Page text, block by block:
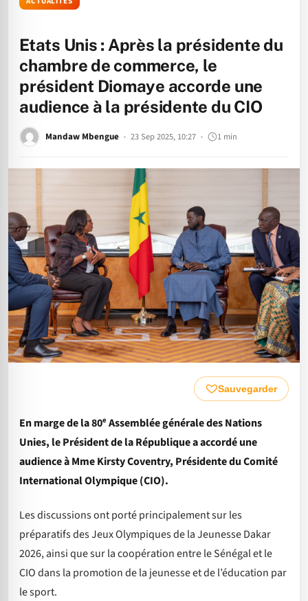
Etats Unis : Après la présidente du
chambre de commerce, le
président Diomaye accorde une
audience à la présidente du CIO
Mandaw Mbengue 23 Sep 2025, 10:27 1 min
Sauvegarder
En marge de la 80ᵉ Assemblée générale des Nations
Unies, le Président de la République a accordé une
audience à Mme Kirsty Coventry, Présidente du Comité
International Olympique (CIO).
Les discussions ont porté principalement sur les
préparatifs des Jeux Olympiques de la Jeunesse Dakar
2026, ainsi que sur la coopération entre le Sénégal et le
CIO dans la promotion de la jeunesse et de l’éducation par
le sport.